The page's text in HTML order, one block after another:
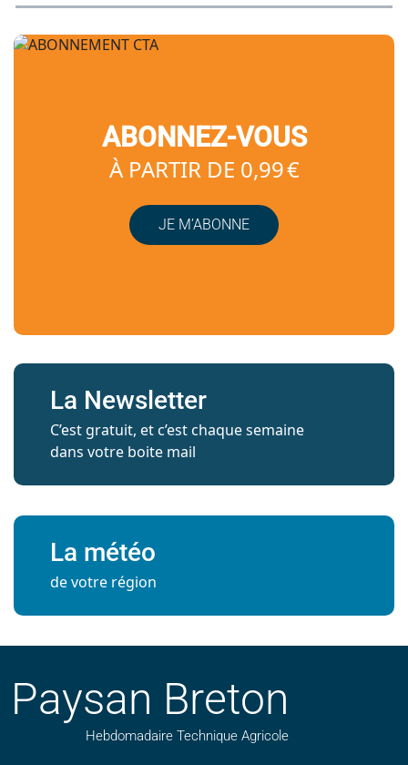
ABONNEZ-VOUS
À PARTIR DE 0,99 €
JE M’ABONNE
La Newsletter
C’est gratuit, et c’est chaque semaine
dans votre boite mail
La météo
de votre région
Paysan Breton
Hebdomadaire Technique Agricole